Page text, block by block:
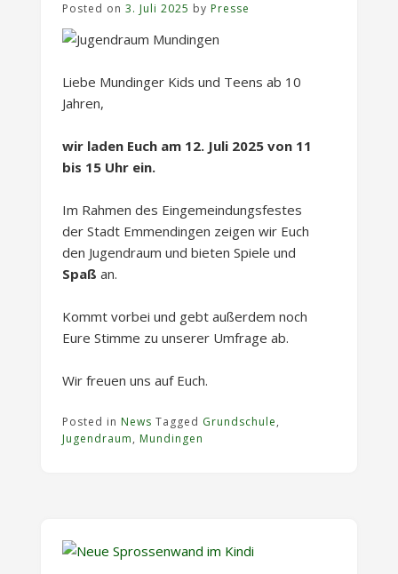
Posted on 3. Juli 2025 by Presse
Liebe Mundinger Kids und Teens ab 10
Jahren,
wir laden Euch am 12. Juli 2025 von 11
bis 15 Uhr ein.
Im Rahmen des Eingemeindungsfestes
der Stadt Emmendingen zeigen wir Euch
den Jugendraum und bieten Spiele und
Spaß an.
Kommt vorbei und gebt au­ßer­dem noch
Eure Stimme zu unserer Umfrage ab.
Wir freuen uns auf Euch.
Posted in News Tagged Grundschule,
Jugendraum, Mundingen